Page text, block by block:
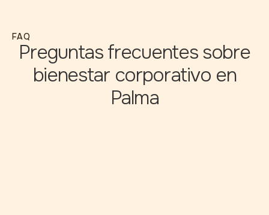
FAQ
Preguntas frecuentes sobre
bienestar corporativo en
Palma